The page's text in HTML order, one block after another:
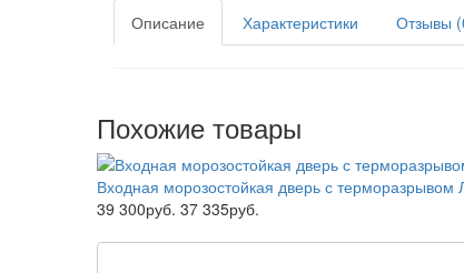
Описание Характеристики Отзывы
Похожие товары
Входная морозостойкая дверь с
39 300руб. 37 335руб.